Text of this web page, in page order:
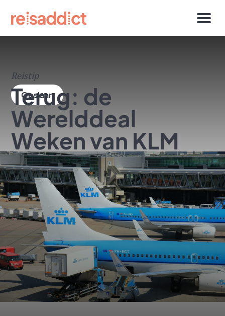
Reistip
Terug: de
Werelddeal
Weken van KLM